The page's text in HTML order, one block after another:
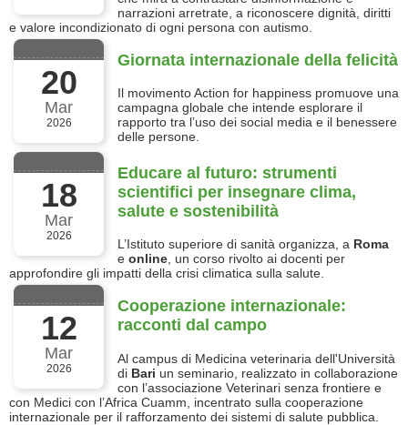
narrazioni arretrate, a riconoscere dignità, diritti
e valore incondizionato di ogni persona con autismo.
20
Mar
2026
Giornata internazionale della felicità
Il movimento Action for happiness promuove una
campagna globale che intende esplorare il
rapporto tra l’uso dei social media e il benessere
delle persone.
18
Mar
2026
Educare al futuro: strumenti
scientifici per insegnare clima,
salute e sostenibilità
L’Istituto superiore di sanità organizza, a Roma
e online, un corso rivolto ai docenti per
approfondire gli impatti della crisi climatica sulla salute.
12
Mar
2026
Cooperazione internazionale:
racconti dal campo
Al campus di Medicina veterinaria dell'Università
di Bari un seminario, realizzato in collaborazione
con l’associazione Veterinari senza frontiere e
con Medici con l’Africa Cuamm, incentrato sulla cooperazione
internazionale per il rafforzamento dei sistemi di salute pubblica.